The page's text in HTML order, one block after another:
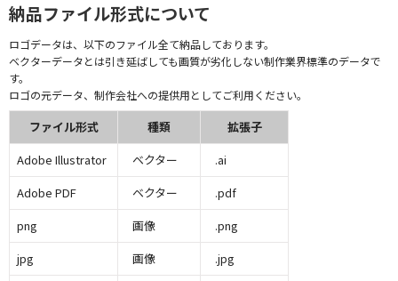
納品ファイル形式について
ロゴデータは、以下のファイル全て納品しております。
ベクターデータとは引き延ばしても画質が劣化しない制作業界標準のデータで
す。
ロゴの元データ、制作会社への提供用としてご利用ください。
ファイル形式 種類
拡張子
Adobe Illustrator
ベクター
.ai
Adobe PDF
ベクター
.pdf
png
画像
.png
jpg
画像
.jpg